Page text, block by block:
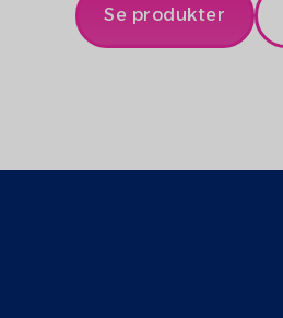
Se produkter